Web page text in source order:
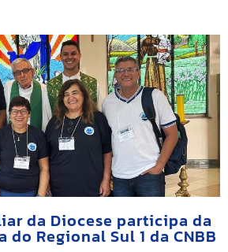
da Diocese participa da
do Regional Sul 1 da CNBB